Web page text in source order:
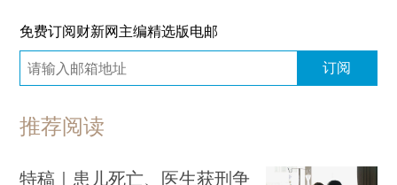
免费订阅财新网主编精选版电邮
订阅
推荐阅读
特稿｜患儿死亡、医生获刑争